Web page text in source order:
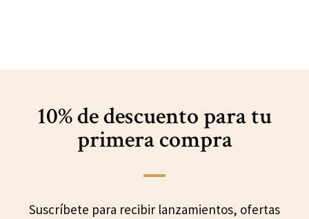
10% de descuento paratu
primera compra
Suscríbete para recibir lanzamientos, ofertas